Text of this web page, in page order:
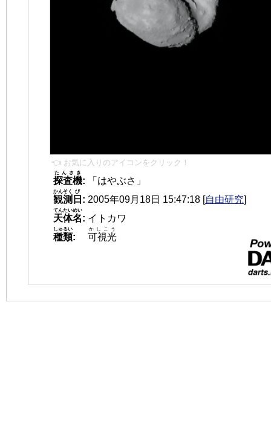
👈 お気に入りのアイコンをクリック！
探査機
たんさき
:
「はやぶさ」
観測
かんそく
日
び
: 2005年09月18日 15:47:18 [自由研究]
天体名
てんたいめい
: イトカワ
種類
しゅるい
: 可視光
かしこう